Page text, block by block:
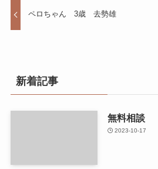
ペロちゃん 3歳 去勢雄
新着記事
無料相談
2023-10-17